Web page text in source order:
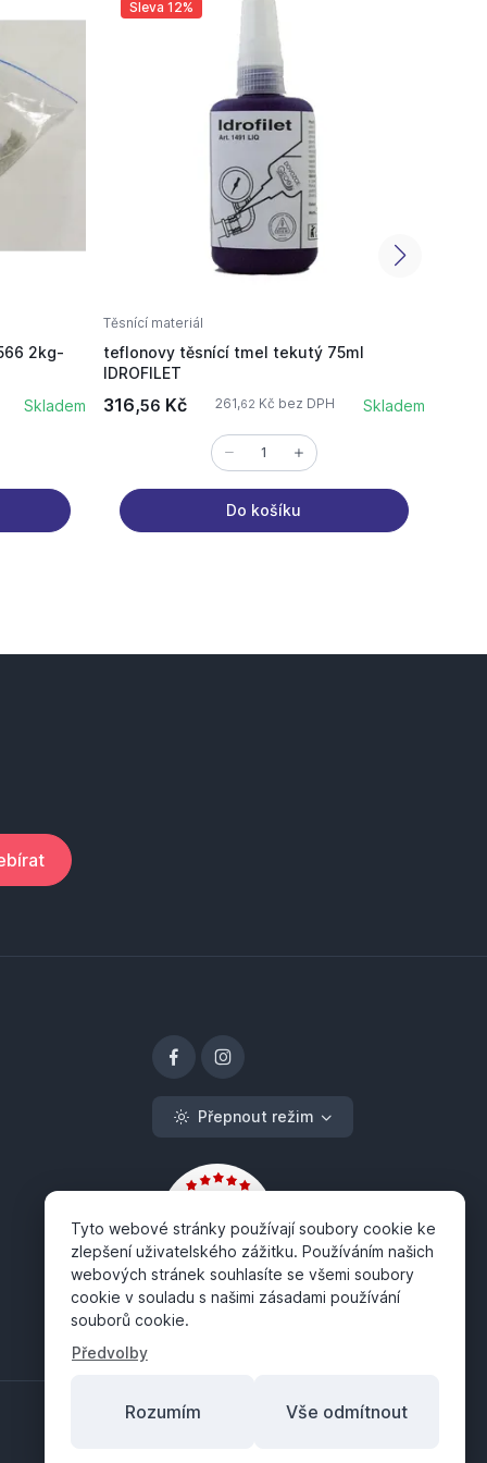
2kg-
Skladem
Sleva 12%
Těsnící materiál
teflonovy těsnící tmel tekutý 75ml
IDROFILET
316,56 Kč 261,62 Kč bez DPH Skladem
Do košíku
Přepnout režim
Tyto webové stránky používají soubory cookie ke
zlepšení uživatelského zážitku. Používáním našich
webových stránek souhlasíte se všemi soubory
cookie v souladu s našimi zásadami používání
souborů cookie.
Předvolby
Rozumím Vše odmítnout